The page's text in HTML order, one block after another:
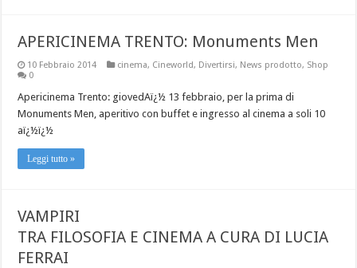
APERICINEMA TRENTO: Monuments Men
10 Febbraio 2014 cinema, Cineworld, Divertirsi, News prodotto, Shop
0
Apericinema Trento: giovedAï¿½ 13 febbraio, per la prima di
Monuments Men, aperitivo con buffet e ingresso al cinema a soli 10
aï¿½ï¿½
Leggi tutto »
VAMPIRI
TRA FILOSOFIA E CINEMA A CURA DI LUCIA
FERRAI